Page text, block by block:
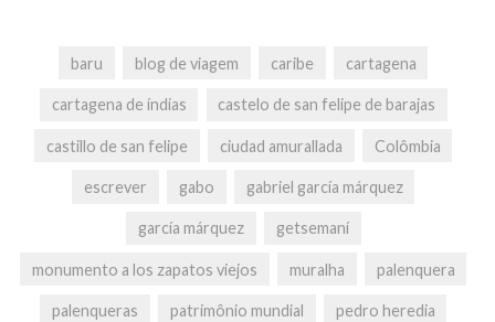
baru blog de viagem caribe cartagena
cartagena de índias castelo de san felipe de barajas
castillo de san felipe ciudad amurallada Colômbia
escrever gabo gabriel garcía márquez
garcía márquez getsemaní
monumento a los zapatos viejos muralha palenquera
palenqueras patrimônio mundial pedro heredia